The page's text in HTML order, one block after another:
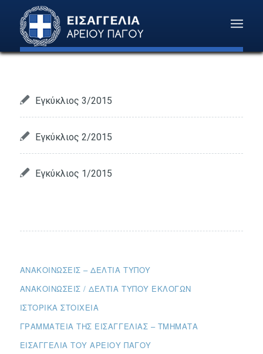
Εγκύκλιος 3/2015
Εγκύκλιος 2/2015
Εγκύκλιος 1/2015
ΑΝΑΚΟΙΝΏΣΕΙΣ – ΔΕΛΤΊΑ ΤΎΠΟΥ
ΑΝΑΚΟΙΝΏΣΕΙΣ / ΔΕΛΤΊΑ ΤΎΠΟΥ ΕΚΛΟΓΏΝ
ΙΣΤΟΡΙΚΆ ΣΤΟΙΧΕΊΑ
ΓΡΑΜΜΑΤΕΊΑ ΤΗΣ ΕΙΣΑΓΓΕΛΊΑΣ – ΤΜΉΜΑΤΑ
ΕΙΣΑΓΓΕΛΊΑ ΤΟΥ ΑΡΕΊΟΥ ΠΆΓΟΥ